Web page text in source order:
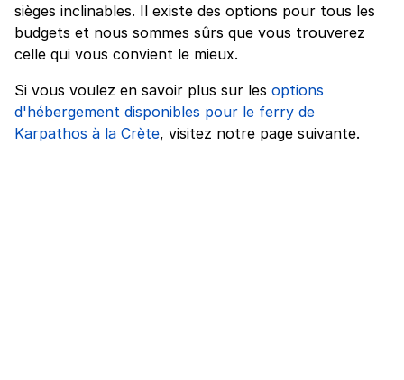
sièges inclinables. Il existe des options pour tous les
budgets et nous sommes sûrs que vous trouverez
celle qui vous convient le mieux.
Si vous voulez en savoir plus sur les options
d'hébergement disponibles pour le ferry de
Karpathos à la Crète, visitez notre page suivante.